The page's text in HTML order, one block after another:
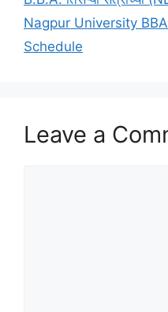
Nagpur University
Schedule
Leave a